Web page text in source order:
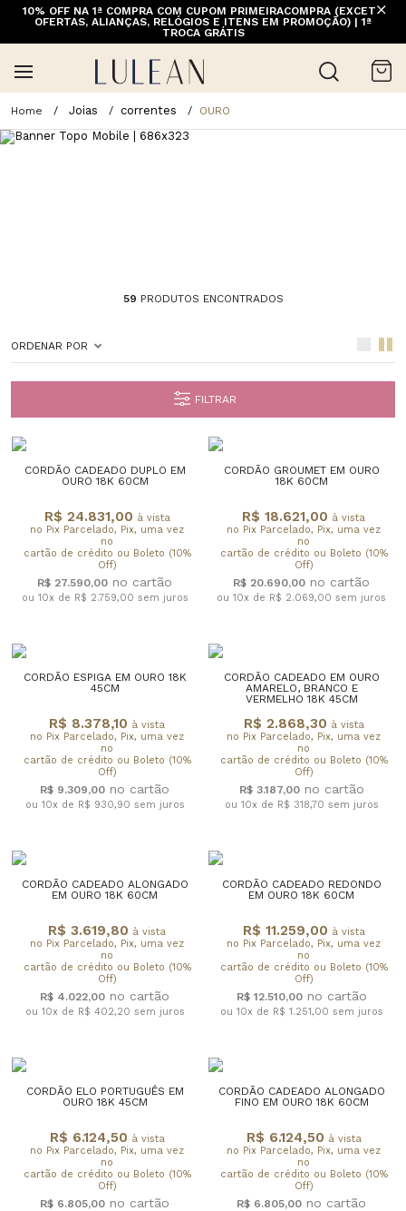
10% OFF NA 1ª COMPRA COM CUPOM PRIMEIRACOMPRA (EXCETO
OFERTAS, ALIANÇAS, RELÓGIOS E ITENS EM PROMOÇÃO) | 1ª
TROCA GRÁTIS
FRETE GRÁTIS ACIMA DE 399 PARA REGIÕES SELECIONADAS
(EXCETO LINHA HOME)
Joias correntes OURO
59 PRODUTOS ENCONTRADOS
ORDENAR POR
FILTRAR
CORDÃO CADEADO DUPLO EM
OURO 18K 60CM
R$ 24.831,00 à vista
no Pix Parcelado, Pix, uma vez
no
cartão de crédito ou Boleto (10%
Off)
R$ 27.590,00
ou 10x de R$ 2.759,00 sem juros
CORDÃO GROUMET EM OURO
18K 60CM
R$ 18.621,00 à vista
no Pix Parcelado, Pix, uma vez
no
cartão de crédito ou Boleto (10%
Off)
R$ 20.690,00
ou 10x de R$ 2.069,00 sem juros
CORDÃO ESPIGA EM OURO 18K
45CM
R$ 8.378,10 à vista
no Pix Parcelado, Pix, uma vez
no
cartão de crédito ou Boleto (10%
Off)
R$ 9.309,00
ou 10x de R$ 930,90 sem juros
CORDÃO CADEADO EM OURO
AMARELO, BRANCO E
VERMELHO 18K 45CM
R$ 2.868,30 à vista
no Pix Parcelado, Pix, uma vez
no
cartão de crédito ou Boleto (10%
Off)
R$ 3.187,00
ou 10x de R$ 318,70 sem juros
CORDÃO CADEADO ALONGADO
EM OURO 18K 60CM
R$ 3.619,80 à vista
no Pix Parcelado, Pix, uma vez
no
cartão de crédito ou Boleto (10%
Off)
R$ 4.022,00
ou 10x de R$ 402,20 sem juros
CORDÃO CADEADO REDONDO
EM OURO 18K 60CM
R$ 11.259,00 à vista
no Pix Parcelado, Pix, uma vez
no
cartão de crédito ou Boleto (10%
Off)
R$ 12.510,00
ou 10x de R$ 1.251,00 sem juros
CORDÃO ELO PORTUGUÊS EM
OURO 18K 45CM
R$ 6.124,50 à vista
no Pix Parcelado, Pix, uma vez
no
cartão de crédito ou Boleto (10%
Off)
R$ 6.805,00
CORDÃO CADEADO ALONGADO
FINO EM OURO 18K 60CM
R$ 6.124,50 à vista
no Pix Parcelado, Pix, uma vez
no
cartão de crédito ou Boleto (10%
Off)
R$ 6.805,00